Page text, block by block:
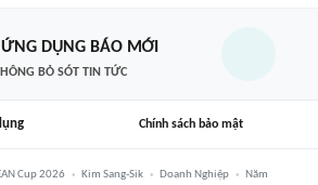
DỤNG BÁO MỚI
BỎ SÓT TIN TỨC
Chính sách bảo mật
Cup 2026 Kim Sang-Sik Doanh Nghiệp
Năm